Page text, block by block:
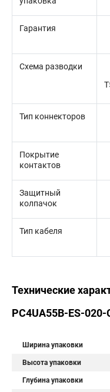
Гарантия
Схема разводки
Тип коннекторов
Покрытие
контактов
Защитный
колпачок
Тип кабеля
Технические
PC4UA55B-ES-020-
Ширина упаковки
Высота упаковки
Глубина упаковки